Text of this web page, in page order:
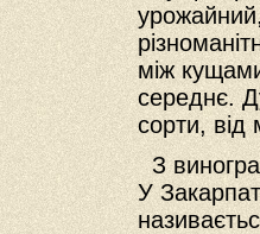
між
середнє.
сорти, від
З
У